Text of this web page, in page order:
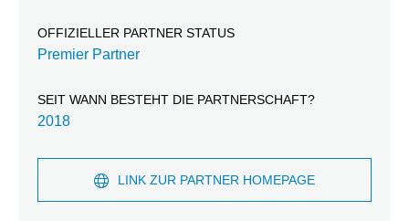
OFFIZIELLER PARTNER STATUS
Premier Partner
SEIT WANN BESTEHT DIE PARTNERSCHAFT?
2018
LINK ZUR PARTNER HOMEPAGE